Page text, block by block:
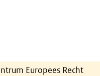
Europees Recht